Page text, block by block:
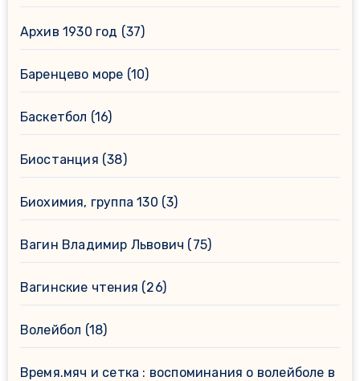
Архив 1930 год (37)
Баренцево море (10)
Баскетбол (16)
Биостанция (38)
Биохимия, группа 130 (3)
Вагин Владимир Львович (75)
Вагинские чтения (26)
Волейбол (18)
Время.мяч и сетка : воспоминания о волейболе в